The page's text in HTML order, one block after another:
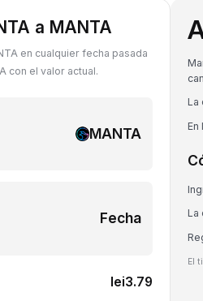
a MANTA
en cualquier fecha pasada
con el valor actual.
MANTA
Fecha
lei3.79
La
En
La
El